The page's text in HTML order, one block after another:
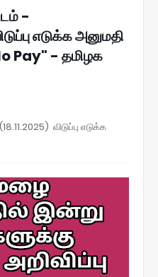
-
எடுக்க அனுமதி
Pay" - தமிழக
விடுப்பு எடுக்க